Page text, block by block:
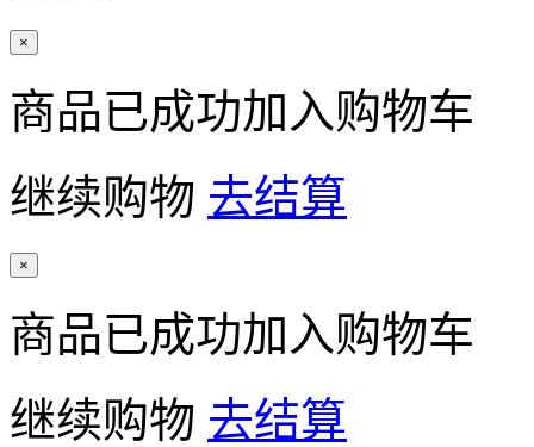
×
商品已成功加入购物车
继续购物 去结算
×
商品已成功加入购物车
继续购物 去结算